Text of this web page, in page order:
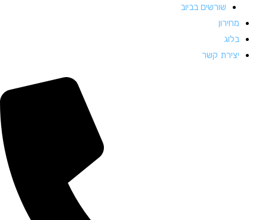
שורשים בביוב
מחירון
בלוג
יצירת קשר